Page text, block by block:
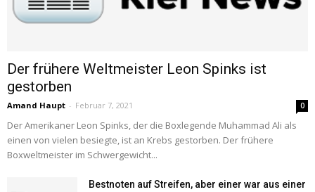
Der frühere Weltmeister Leon Spinks ist
gestorben
Amand Haupt - Februar 7, 2021 0
Der Amerikaner Leon Spinks, der die Boxlegende Muhammad Ali als
einen von vielen besiegte, ist an Krebs gestorben. Der frühere
Boxweltmeister im Schwergewicht...
Bestnoten auf Streifen, aber einer war aus einer